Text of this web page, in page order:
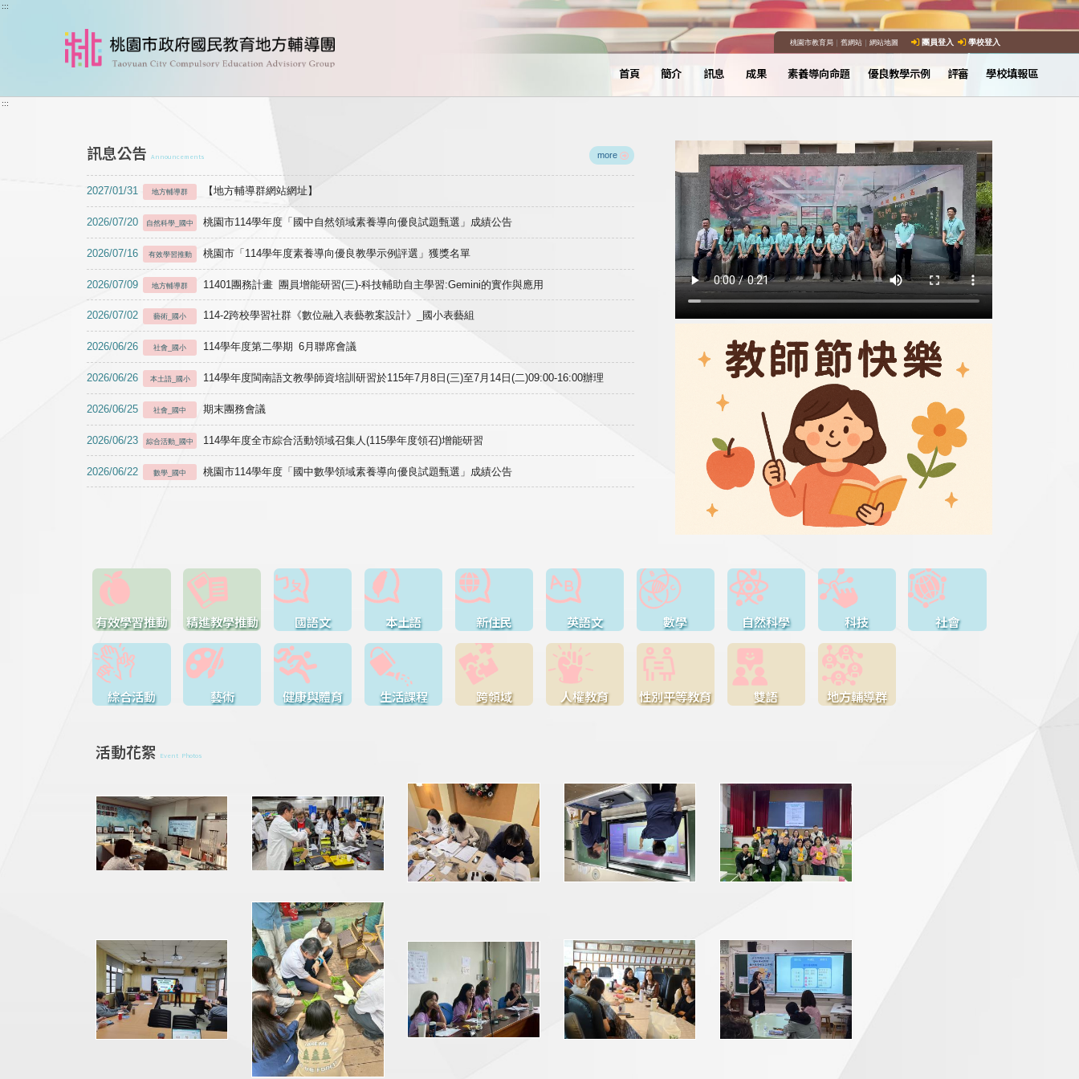
跳到主要內容
:::
桃園市教育局｜ 舊網站｜ 網站地圖 團員登入 學校登入
首頁 簡介 訊息 成果 素養導向命題 優良教學示例 評審 學校填報區
:::
訊息公告 Announcements more
2027/01/31 地方輔導群 【地方輔導群網站網址】
2026/07/20 自然科學_國中 桃園市114學年度「國中自然領域素養導向優良試題甄選」成績公告
2026/07/16 有效學習推動 桃園市「114學年度素養導向優良教學示例評選」獲獎名單
2026/07/09 地方輔導群 11401團務計畫 團員增能研習(三)-科技輔助自主學習:Gemini的實作與應用
2026/07/02 藝術_國小 114-2跨校學習社群《數位融入表藝教案設計》_國小表藝組
2026/06/26 社會_國小 114學年度第二學期 6月聯席會議
2026/06/26 本土語_國小 114學年度閩南語文教學師資培訓研習於115年7月8日(三)至7月14日(二)09:00-16:00辦理
2026/06/25 社會_國中 期末團務會議
2026/06/23 綜合活動_國中 114學年度全市綜合活動領域召集人(115學年度領召)增能研習
2026/06/22 數學_國中 桃園市114學年度「國中數學領域素養導向優良試題甄選」成績公告
有效學習推動 精進教學推動 國語文 本土語 新住民 英語文 數學 自然科學 科技 社會
綜合活動 藝術 健康與體育 生活課程 跨領域 人權教育 性別平等教育 雙語 地方輔導群
活動花絮 Event Photos